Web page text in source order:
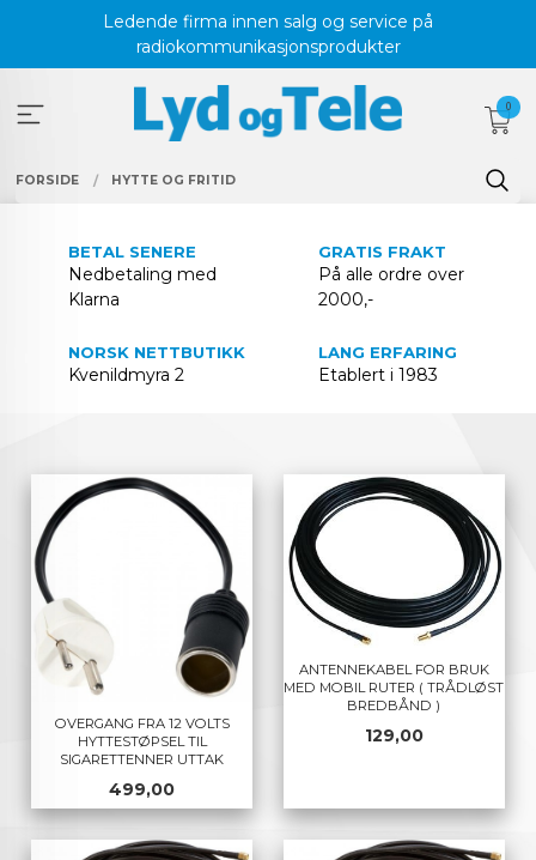
Ledende firma innen salg og service på
radiokommunikasjonsprodukter
0
FORSIDE HYTTE OG FRITID
BETAL SENERE
Nedbetaling med
Klarna
GRATIS FRAKT
På alle ordre over
2000,-
NORSK NETTBUTIKK
Kvenildmyra 2
LANG ERFARING
Etablert i 1983
OVERGANG FRA 12 VOLTS
HYTTESTØPSEL TIL
SIGARETTENNER UTTAK
Pris
499,00
ANTENNEKABEL FOR BRUK
MED MOBIL RUTER ( TRÅDLØST
BREDBÅND )
Pris
129,00